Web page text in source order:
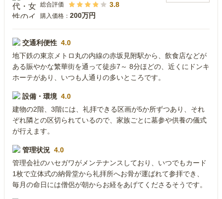
総合評価
3.8
購入価格： 200万円
交通利便性 4.0
地下鉄の東京メトロ丸の内線の赤坂見附駅から、飲食店などが
ある賑やかな繁華街を通って徒歩7～ 8分ほどの、近くにドンキ
ホーテがあり、いつも人通りの多いところです。
設備・環境 4.0
建物の2階、3階には、礼拝できる区画が5か所ずつあり、それ
ぞれ隣との区切られているので、家族ごとに墓参や供養の儀式
が行えます。
管理状況 4.0
管理会社のハセガワがメンテナンスしており、いつでもカード
1枚で立体式の納骨堂から礼拝所へお骨が運ばれて参拝でき、
毎月の命日には僧侶が朝からお経をあげてくださるそうです。